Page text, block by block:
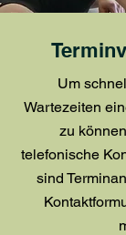
Um
Wartezeiten
zu
telefonische
sind